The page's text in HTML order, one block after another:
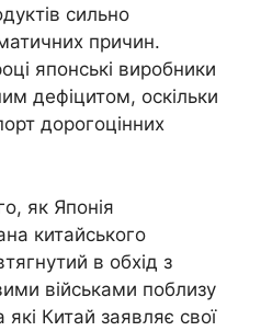
сильно
причин.
японські виробники
дефіцитом, оскільки
дорогоцінних
як Японія
китайського
в обхід з
військами поблизу
Китай заявляє свої